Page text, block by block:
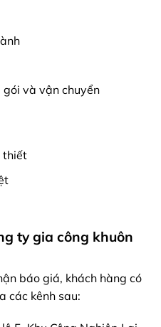
và vận chuyển
thiết
ty gia công khuôn
báo giá, khách hàng có
các kênh sau: